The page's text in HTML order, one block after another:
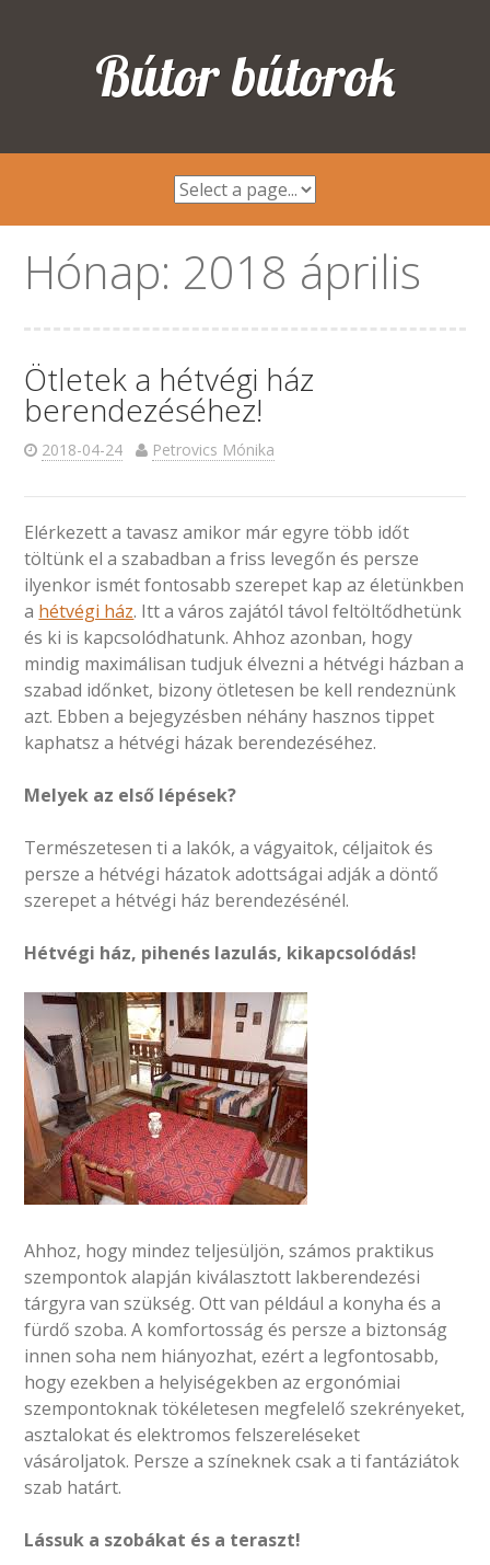
Bútor bútorok
Hónap: 2018 április
Ötletek a hétvégi ház
berendezéséhez!
2018-04-24 Petrovics Mónika
Elérkezett a tavasz amikor már egyre több időt
töltünk el a szabadban a friss levegőn és persze
ilyenkor ismét fontosabb szerepet kap az életünkben
a hétvégi ház. Itt a város zajától távol feltöltődhetünk
és ki is kapcsolódhatunk. Ahhoz azonban, hogy
mindig maximálisan tudjuk élvezni a hétvégi házban a
szabad időnket, bizony ötletesen be kell rendeznünk
azt. Ebben a bejegyzésben néhány hasznos tippet
kaphatsz a hétvégi házak berendezéséhez.
Melyek az első lépések?
Természetesen ti a lakók, a vágyaitok, céljaitok és
persze a hétvégi házatok adottságai adják a döntő
szerepet a hétvégi ház berendezésénél.
Hétvégi ház, pihenés lazulás, kikapcsolódás!
Ahhoz, hogy mindez teljesüljön, számos praktikus
szempontok alapján kiválasztott lakberendezési
tárgyra van szükség. Ott van például a konyha és a
fürdő szoba. A komfortosság és persze a biztonság
innen soha nem hiányozhat, ezért a legfontosabb,
hogy ezekben a helyiségekben az ergonómiai
szempontoknak tökéletesen megfelelő szekrényeket,
asztalokat és elektromos felszereléseket
vásároljatok. Persze a színeknek csak a ti fantáziátok
szab határt.
Lássuk a szobákat és a teraszt!